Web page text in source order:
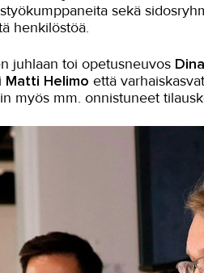
sekä
henkilöstöä.
juhlaan toi opetusneuvos
Matti Helimo että
myös mm. onnistuneet